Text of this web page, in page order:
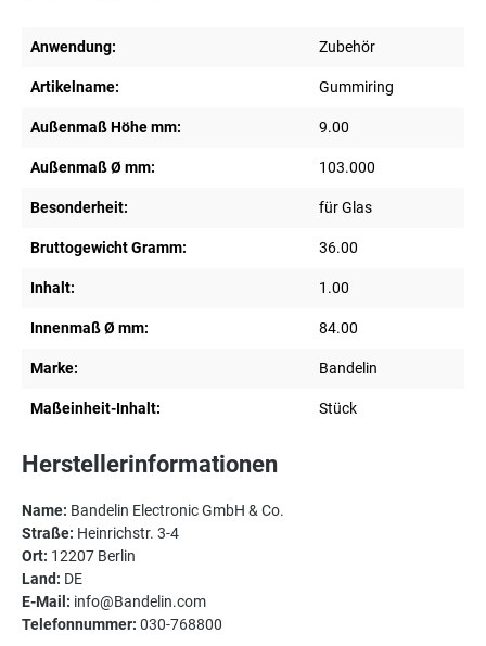
Anwendung: Zubehör
Artikelname: Gummiring
Außenmaß Höhe mm: 9.00
Außenmaß Ø mm: 103.000
Besonderheit: für Glas
Bruttogewicht Gramm: 36.00
Inhalt: 1.00
Innenmaß Ø mm: 84.00
Marke: Bandelin
Maßeinheit-Inhalt: Stück
Herstellerinformationen
Name: Bandelin Electronic GmbH & Co.
Straße: Heinrichstr. 3-4
Ort: 12207 Berlin
Land: DE
E-Mail: info@Bandelin.com
Telefonnummer: 030-768800